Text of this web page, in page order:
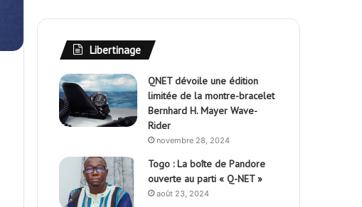
Libertinage
QNET dévoile une édition
limitée de la montre-bracelet
Bernhard H. Mayer Wave-
Rider
novembre 28, 2024
Togo : La boîte de Pandore
ouverte au parti « Q-NET »
août 23, 2024